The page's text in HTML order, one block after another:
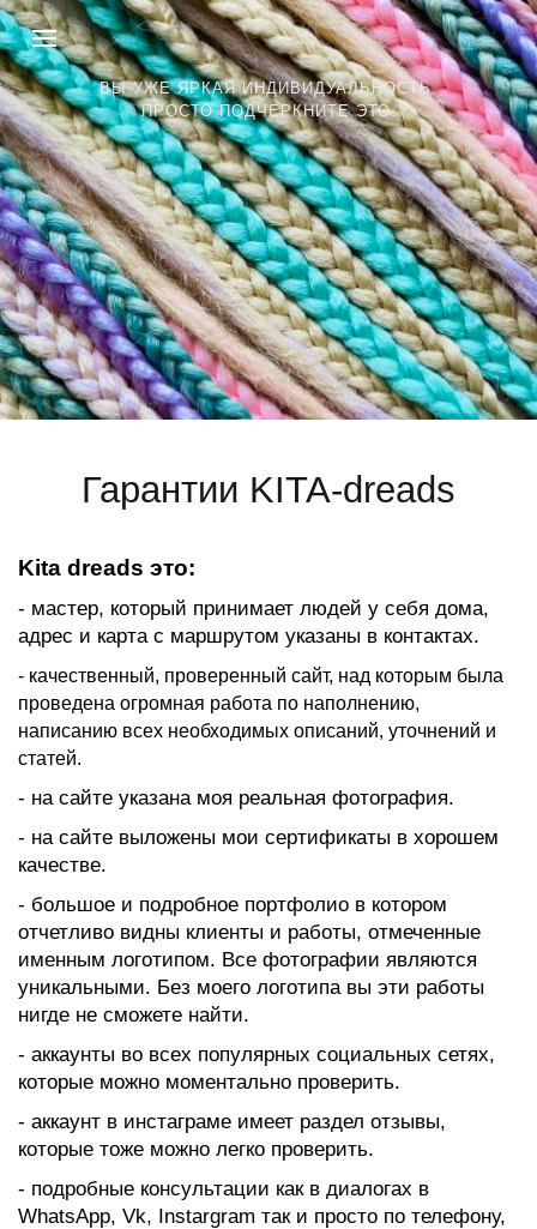
ВЫ УЖЕ ЯРКАЯ ИНДИВИДУАЛЬНОСТЬ.
ПРОСТО ПОДЧЕРКНИТЕ ЭТО.
Гарантии KITA-dreads
Kita dreads это:
- мастер, который принимает людей у себя дома,
адрес и карта с маршрутом указаны в контактах.
- качественный, проверенный сайт, над которым была
проведена огромная работа по наполнению,
написанию всех необходимых описаний, уточнений и
статей.
- на сайте указана моя реальная фотография.
- на сайте выложены мои сертификаты в хорошем
качестве.
- большое и подробное портфолио в котором
отчетливо видны клиенты и работы, отмеченные
именным логотипом. Все фотографии являются
уникальными. Без моего логотипа вы эти работы
нигде не сможете найти.
- аккаунты во всех популярных социальных сетях,
которые можно моментально проверить.
- аккаунт в инстаграме имеет раздел отзывы,
которые тоже можно легко проверить.
- подробные консультации как в диалогах в
WhatsApp, Vk, Instargram так и просто по телефону,